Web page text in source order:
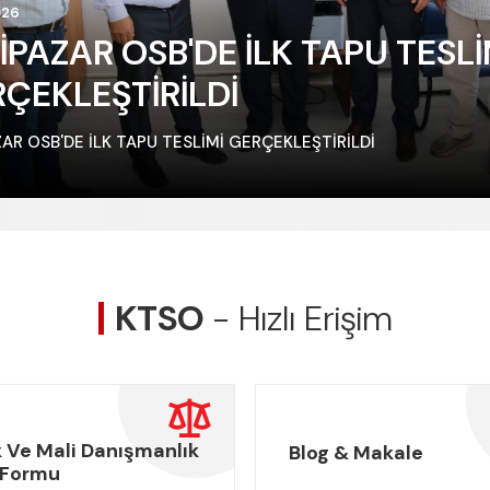
OSB'DE İLK TAPU
OSB'DE İLK TAPU TESLİMİ GERÇEKLEŞTİRİLDİ
CNBC-e ÜRETİMİN GÜCÜ
PROGRAMI I CANLI YAYIN I
21.01.2026
KARADENİZ
KTSO - Hızlı Erişim
Mali Danışmanlık
Blog & Makale